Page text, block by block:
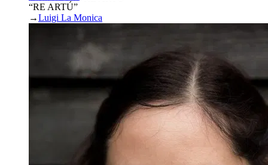
“RE ARTÚ”
→Luigi La Monica